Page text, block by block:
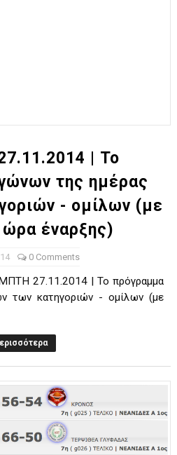
| Το
της ημέρας
- ομίλων (με
ώρα έναρξης)
0 Comments
27.11.2014 | Το πρόγραμμα
των κατηγοριών - ομίλων (με